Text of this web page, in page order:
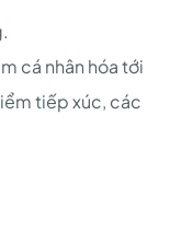
cá nhân hóa tới
tiếp xúc, các